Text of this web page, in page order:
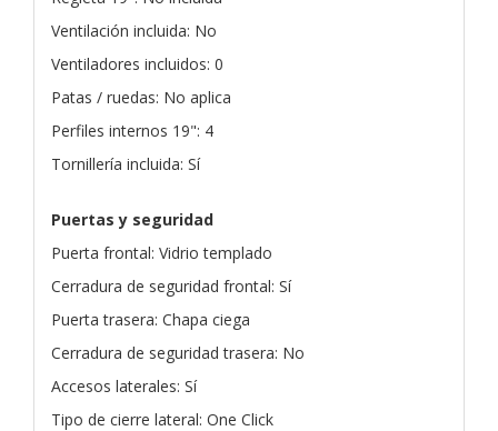
Ventilación incluida: No
Ventiladores incluidos: 0
Patas / ruedas: No aplica
Perfiles internos 19": 4
Tornillería incluida: Sí
Puertas y seguridad
Puerta frontal: Vidrio templado
Cerradura de seguridad frontal: Sí
Puerta trasera: Chapa ciega
Cerradura de seguridad trasera: No
Accesos laterales: Sí
Tipo de cierre lateral: One Click